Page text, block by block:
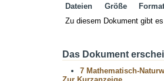
Dateien Größe
Format
Zu diesem Dokument gibt
Das Dokument
7 Mathematisch-